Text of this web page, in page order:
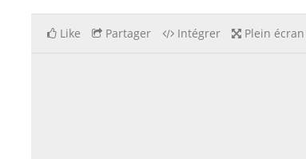
Like Partager Intégrer Plein écran